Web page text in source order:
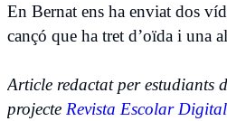
En Bernat ens ha enviat dos
cançó que ha tret d’oïda i una
Article redactat per estudiants
projecte Revista Escolar